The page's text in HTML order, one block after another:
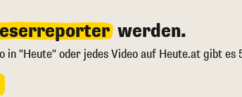
werden.
in "Heute" oder jedes Video auf Heute.at gibt es